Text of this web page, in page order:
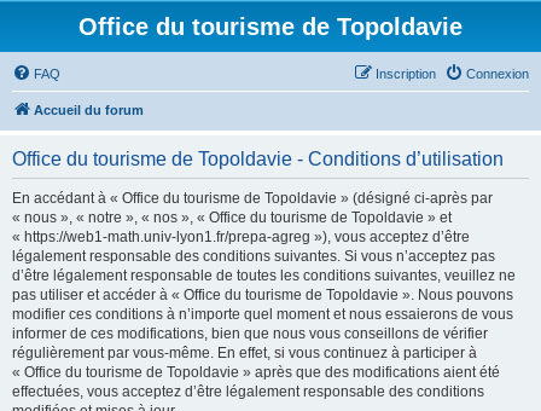
Office du tourisme de Topoldavie
FAQ Connexion
Inscription
Accueil du forum
Office du tourisme de Topoldavie - Conditions d’utilisation
En accédant à « Office du tourisme de Topoldavie » (désigné ci-après par
« nous », « notre », « nos », « Office du tourisme de Topoldavie » et
« https://web1-math.univ-lyon1.fr/prepa-agreg »), vous acceptez d’être
légalement responsable des conditions suivantes. Si vous n’acceptez pas
d’être légalement responsable de toutes les conditions suivantes, veuillez ne
pas utiliser et accéder à « Office du tourisme de Topoldavie ». Nous pouvons
modifier ces conditions à n’importe quel moment et nous essaierons de vous
informer de ces modifications, bien que nous vous conseillons de vérifier
régulièrement par vous-même. En effet, si vous continuez à participer à
« Office du tourisme de Topoldavie » après que des modifications aient été
effectuées, vous acceptez d’être légalement responsable des conditions